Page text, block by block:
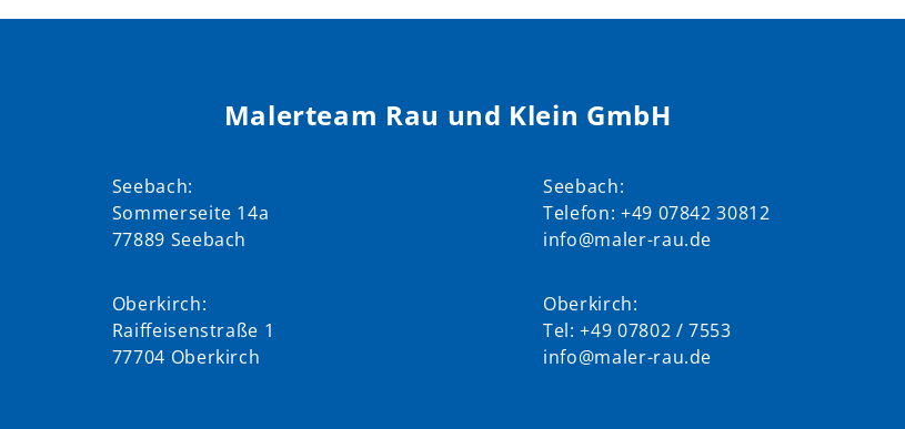
Malerteam Rau und Klein GmbH
Seebach:
Sommerseite 14a
77889 Seebach
Oberkirch:
Raiffeisenstraße 1
77704 Oberkirch
Seebach:
Telefon: +49 07842 30812
info@maler-rau.de
Oberkirch:
Tel: +49 07802 / 7553
info@maler-rau.de